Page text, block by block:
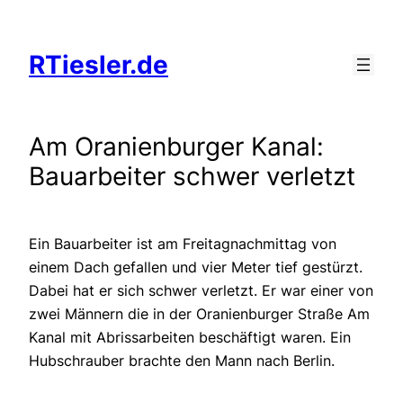
springen
RTiesler.de
Am Oranienburger Kanal:
Bauarbeiter schwer verletzt
Ein Bauarbeiter ist am Freitagnachmittag von
einem Dach gefallen und vier Meter tief gestürzt.
Dabei hat er sich schwer verletzt. Er war einer von
zwei Männern die in der Oranienburger Straße Am
Kanal mit Abrissarbeiten beschäftigt waren. Ein
Hubschrauber brachte den Mann nach Berlin.